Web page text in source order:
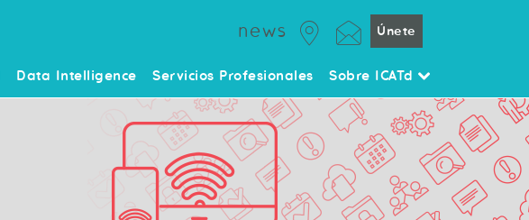
news Únete
Data Intelligence Servicios Profesionales Sobre ICATd